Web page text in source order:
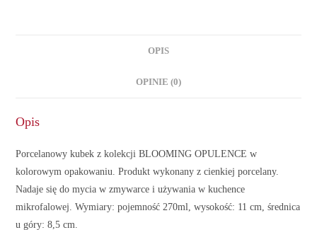
OPIS
OPINIE (0)
Opis
Porcelanowy kubek z kolekcji BLOOMING OPULENCE w
kolorowym opakowaniu. Produkt wykonany z cienkiej porcelany.
Nadaje się do mycia w zmywarce i używania w kuchence
mikrofalowej. Wymiary: pojemność 270ml, wysokość: 11 cm, średnica
u góry: 8,5 cm.